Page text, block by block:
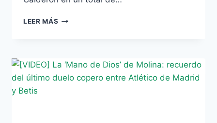
LEER MÁS MÁS
EN
LA